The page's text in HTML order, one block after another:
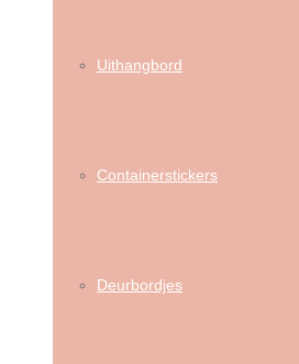
Uithangbord
Containerstickers
Deurbordjes